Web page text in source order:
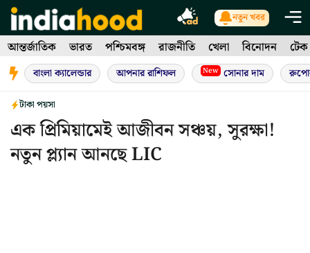
Skip
to
content
নতুন খবর
আন্তর্জাতিক ভারত পশ্চিমবঙ্গ রাজনীতি খেলা বিনোদন টেক
বাংলা ক্যালেন্ডার আপনার রাশিফল New সোনার দাম
টাকা পয়সা
এক প্রিমিয়ামেই আজীবন সঞ্চয়, সুরক্ষা!
নতুন প্ল্যান আনছে LIC